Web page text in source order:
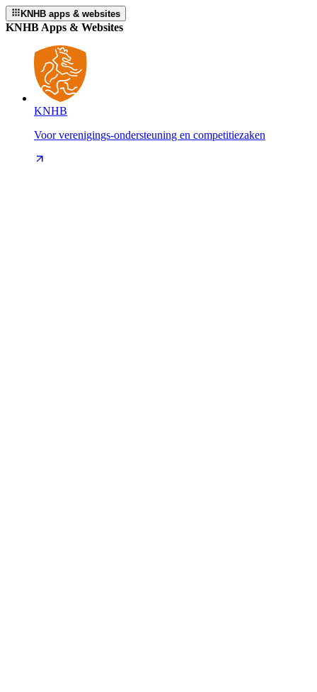
KNHB apps & websites
KNHB Apps & Websites
KNHB
Voor verenigings-ondersteuning en competitiezaken